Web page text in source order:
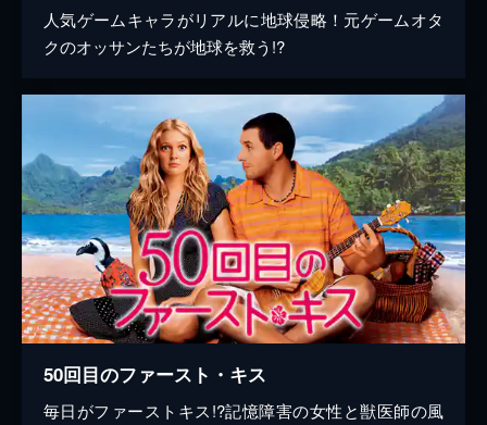
人気ゲームキャラがリアルに地球侵略！元ゲームオタ
クのオッサンたちが地球を救う!?
50回目のファースト・キス
毎日がファーストキス!?記憶障害の女性と獣医師の風